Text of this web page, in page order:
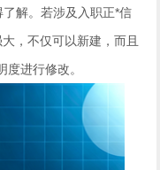
解。若涉及入职正*信
，不仅可以新建，而且
进行修改。